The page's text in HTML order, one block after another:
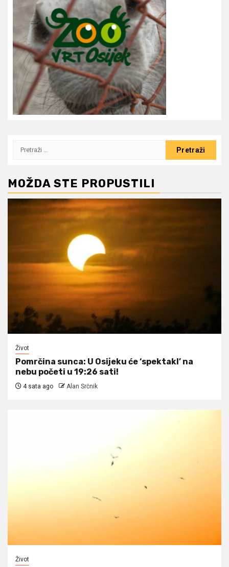
Pretraži:
MOŽDA STE PROPUSTILI
Život
Pomrčina sunca: U Osijeku će ‘spektakl’ na
nebu početi u 19:26 sati!
4 sata ago Alan Srčnik
Život